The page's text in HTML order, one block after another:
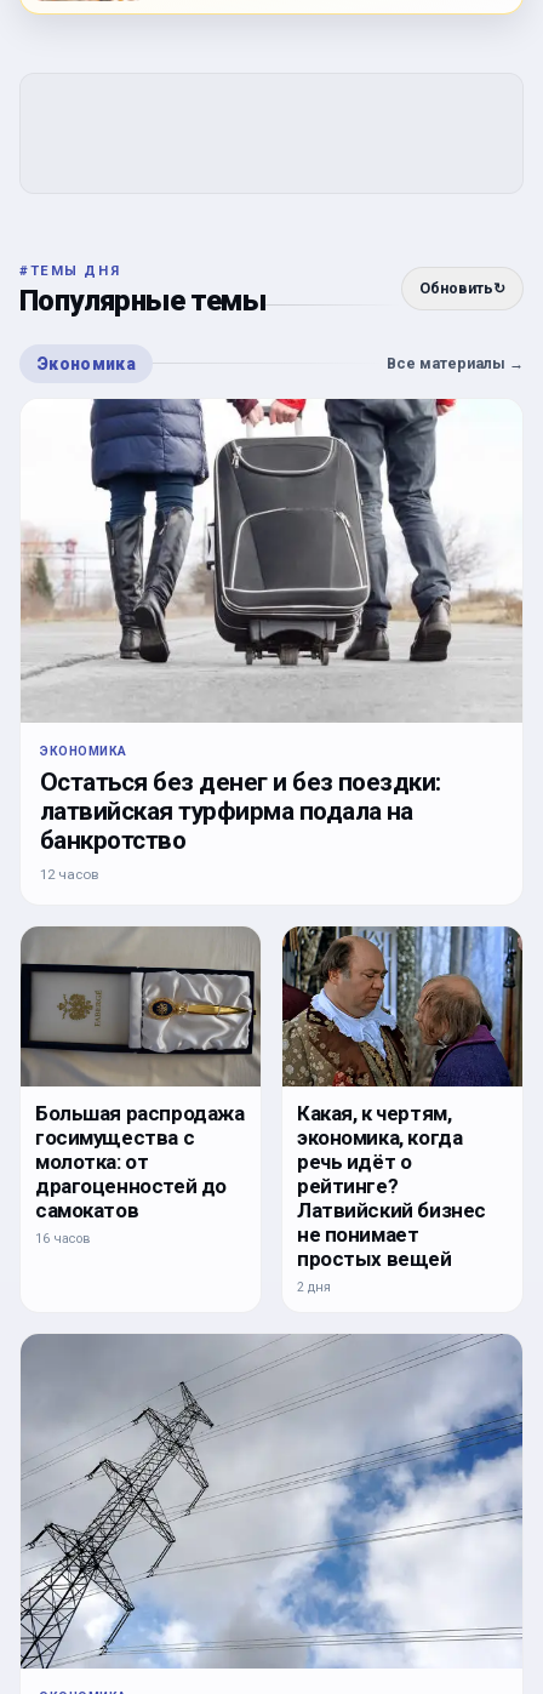
#ТЕМЫ ДНЯ
Популярные темы Обновить↻
Экономика Все материалы →
ЭКОНОМИКА
Остаться без денег и без поездки:
латвийская турфирма подала на
банкротство
12 часов
Большая распродажа
госимущества с
молотка: от
драгоценностей до
самокатов
16 часов
Какая, к чертям,
экономика, когда
речь идёт о
рейтинге?
Латвийский бизнес
не понимает
простых вещей
2 дня